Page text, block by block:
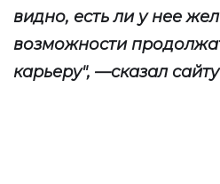
видно, есть ли у нее
возможности
карьеру", —сказал